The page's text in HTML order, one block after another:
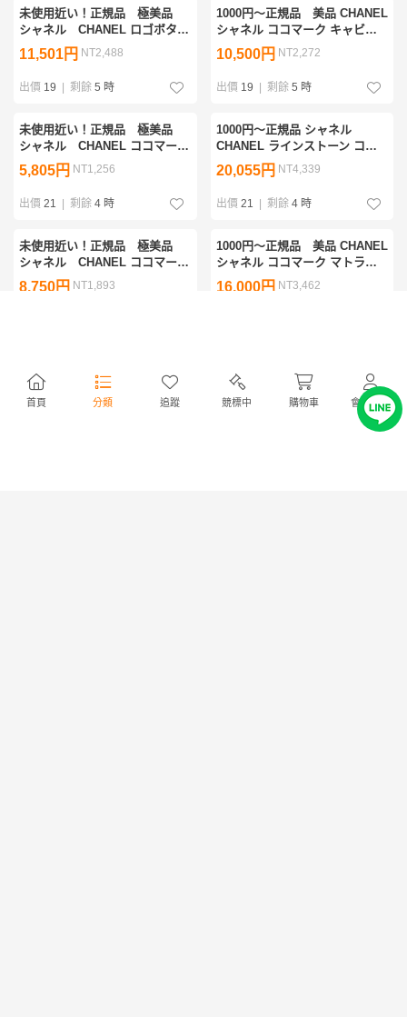
首頁 分類 追蹤 競標中 購物車 會員中心
未使用近い！正規品 極美品
シャネル CHANEL ロゴボタ
ン カーディガン カットソー
半袖 トップス ヴィンテージ
11,501円 NT2,488
出價 19 | 剩餘 5 時
1000円〜正規品 美品 CHANEL
シャネル ココマーク キャビア
スキン ミラー付き 小物入れ
ポーチ シリアルシールあり
ヴィンテージ 黒
10,500円 NT2,272
出價 19 | 剩餘 5 時
未使用近い！正規品 極美品
シャネル CHANEL ココマー
ク チェーンフレーム ゴール
ド アイウェア メガネ サング
ラス
5,805円 NT1,256
出價 21 | 剩餘 4 時
1000円〜正規品 シャネル
CHANEL ラインストーン ココ
マーク ブラック サングラス
ヴィンテージ
20,055円 NT4,339
出價 21 | 剩餘 4 時
未使用近い！正規品 極美品
シャネル CHANEL ココマーク
リボン付き デモレンズ入り
アイウェア サングラス ヴィ
8,750円 NT1,893
1000円〜正規品 美品 CHANEL
シャネル ココマーク マトラッ
セ ブラック サングラス ヴィン
テージ ケースあり
16,000円 NT3,462
CHANEL シャネル ラインスト
ーン ココマーク リムレス グ
リーンレンズ サングラス ヴィ
21,500円 NT4,652
ル CHANEL ココマーク ゴー
ルドカラー 金属フレーム サ
ングラス
14,000円 NT3,029